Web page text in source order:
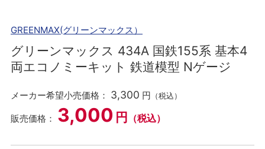
GREENMAX(グリーンマックス）
グリーンマックス 434A 国鉄155系 基本4
両エコノミーキット 鉄道模型 Nゲージ
メーカー希望小売価格： 3,300 円 （税込）
販売価格： 3,000 円 （税込）